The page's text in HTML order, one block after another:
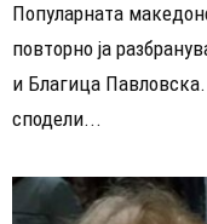
Популарната
повторно ја
и Благица
сподели...